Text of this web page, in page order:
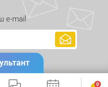
e-mail
0